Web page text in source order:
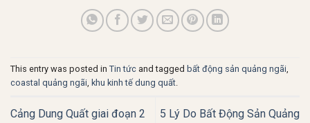
This entry was posted in Tin tức and tagged bất động sản quảng ngãi,
coastal quảng ngãi, khu kinh tế dung quất.
Cảng Dung Quất giai đoạn 2
5 Lý Do Bất Động Sản Quảng